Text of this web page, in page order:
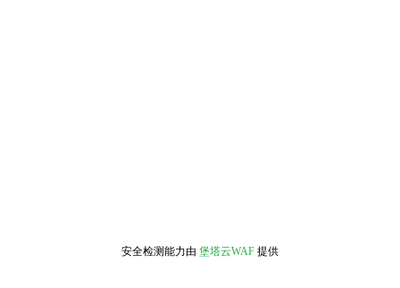
安全检测能力由 堡塔云WAF 提供